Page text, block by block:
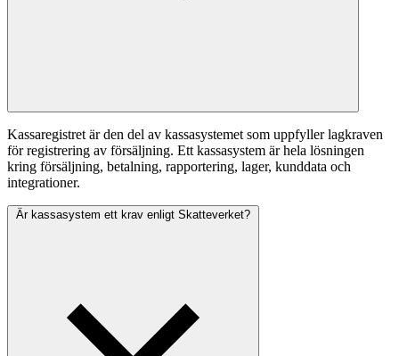
Kassaregistret är den del av kassasystemet som uppfyller lagkraven
för registrering av försäljning. Ett kassasystem är hela lösningen
kring försäljning, betalning, rapportering, lager, kunddata och
integrationer.
Är kassasystem ett krav enligt Skatteverket?